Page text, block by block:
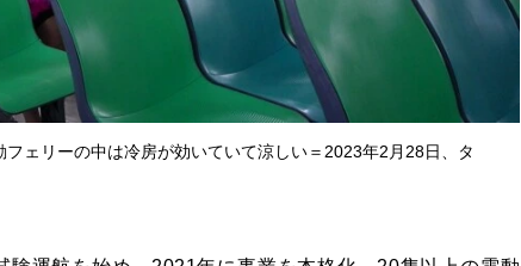
ェリーの中は冷房が効いていて涼しい＝2023年2月28日、タ